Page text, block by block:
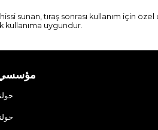
tıraş sonrası kullanım için
kullanıma uygundur.